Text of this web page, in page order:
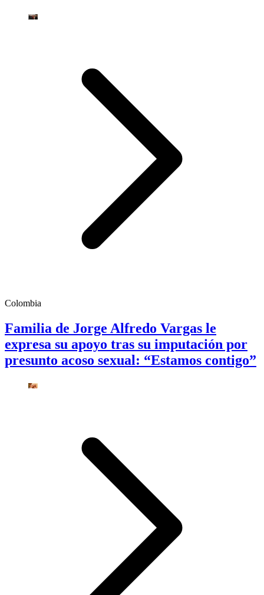
Colombia
Familia de Jorge Alfredo Vargas le
expresa su apoyo tras su imputación por
presunto acoso sexual: “Estamos contigo”